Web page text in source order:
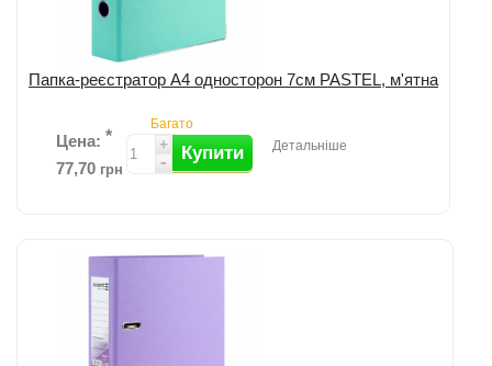
Папка-реєстратор А4 односторон 7cм PASTEL, м'ятна
Цена: *
77,70 грн
Багато
+
- Купити Детальніше
Додати до порівняння